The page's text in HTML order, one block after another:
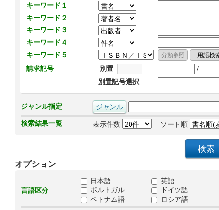
キーワード１
キーワード２
キーワード３
キーワード４
キーワード５
請求記号
別置
/
別置記号選択
ジャンル指定
検索結果一覧 表示件数 ソート順
オプション
言語区分
日本語
英語
ポルトガル
ドイツ語
ベトナム語
ロシア語